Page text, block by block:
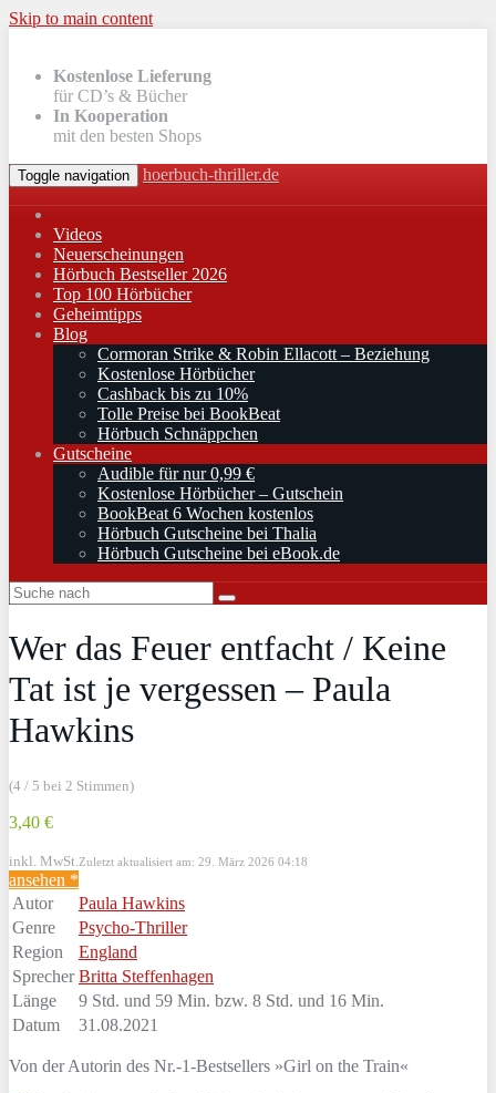
Skip to main content
Kostenlose Lieferung
für CD’s & Bücher
In Kooperation
mit den besten Shops
Toggle navigation hoerbuch-thriller.de
Videos
Neuerscheinungen
Hörbuch Bestseller 2026
Top 100 Hörbücher
Geheimtipps
Blog
Cormoran Strike & Robin Ellacott – Beziehung
Kostenlose Hörbücher
Cashback bis zu 10%
Tolle Preise bei BookBeat
Hörbuch Schnäppchen
Gutscheine
Audible für nur 0,99 €
Kostenlose Hörbücher – Gutschein
BookBeat 6 Wochen kostenlos
Hörbuch Gutscheine bei Thalia
Hörbuch Gutscheine bei eBook.de
Wer das Feuer entfacht / Keine
Tat ist je vergessen – Paula
Hawkins
(4 / 5 bei 2 Stimmen)
3,40 €
inkl. MwSt. Zuletzt aktualisiert am: 29. März 2026 04:18
ansehen *
Autor
Paula Hawkins
Genre
Psycho-Thriller
Region
England
Sprecher Britta Steffenhagen
Länge
9 Std. und 59 Min. bzw. 8 Std. und 16 Min.
Datum
31.08.2021
Von der Autorin des Nr.-1-Bestsellers »Girl on the Train«